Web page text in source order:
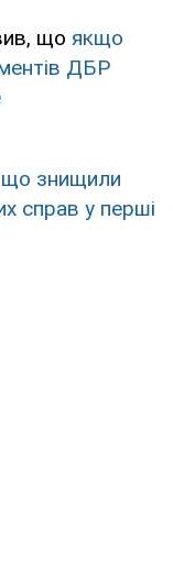
що якщо
ДБР
знищили
справ у перші